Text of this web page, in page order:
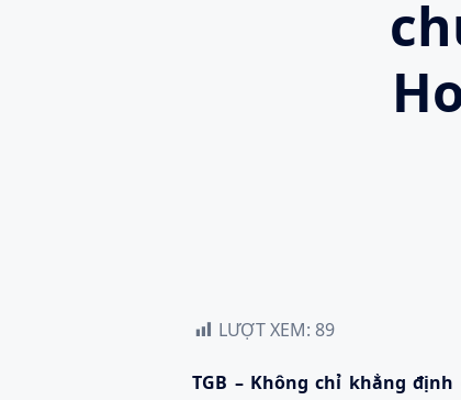
LƯỢT XEM: 89
TGB – Không chỉ khẳng